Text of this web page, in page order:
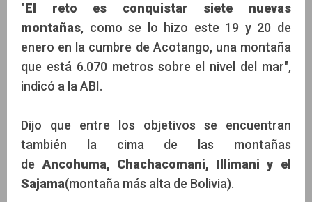
"El reto es conquistar siete nuevas
montañas, como se lo hizo este 19 y 20 de
enero en la cumbre de Acotango, una montaña
que está 6.070 metros sobre el nivel del mar",
indicó a la ABI.
Dijo que entre los objetivos se encuentran
también la cima de las montañas
de Ancohuma, Chachacomani, Illimani y el
Sajama(montaña más alta de Bolivia).